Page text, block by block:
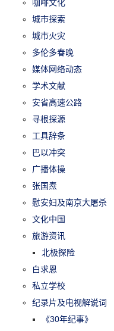
咖啡文化
城市探索
城市火灾
多伦多春晚
媒体网络动态
学术文献
安省高速公路
寻根探源
工具辞条
巴以冲突
广播体操
张国焘
慰安妇及南京大屠杀
文化中国
旅游资讯
北极探险
白求恩
私立学校
纪录片及电视解说词
《30年纪事》